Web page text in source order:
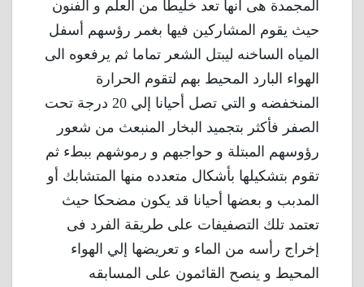
المجمدة هى أنها تعد خليطا من العلم و الفنون
حيث يقوم المشاركين فيها بغمر رؤسهم أسفل
المياه الساخنه ليبتل الشعر تماما ثم يرفعوه الى
الهواء البارد المحيط بهم لتقوم الحرارة
المنخفضه و التي تصل أحيانا إلي 20 درجة تحت
الصفر فأكثر بتجميد البخار المنبعث من شعور
رؤوسهم المبتلة و حواجبهم و رموشهم ببطء ثم
تقوم بتشكيلها بأشكال متعدده منها المتشابك أو
المدبب و بعضها أحيانا قد يكون مضحكا حيث
تعتمد تلك التصفيفات على طريقة الفرد فى
إخراج رأسه من الماء و تعريضها إلي الهواء
المحيط و ينصح القائمون على المسابقه